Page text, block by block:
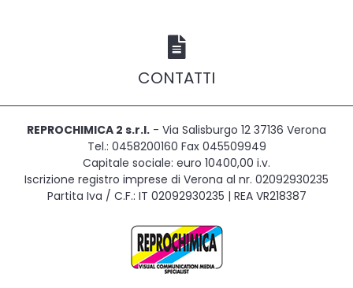
CONTATTI
REPROCHIMICA 2 s.r.l. - Via Salisburgo 12 37136 Verona
Tel.: 0458200160 Fax 045509949
Capitale sociale: euro 10400,00 i.v.
Iscrizione registro imprese di Verona al nr. 02092930235
Partita Iva / C.F.: IT 02092930235 | REA VR218387